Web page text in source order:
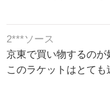
2***ソース
京東で買い物するの
このラケットはとても